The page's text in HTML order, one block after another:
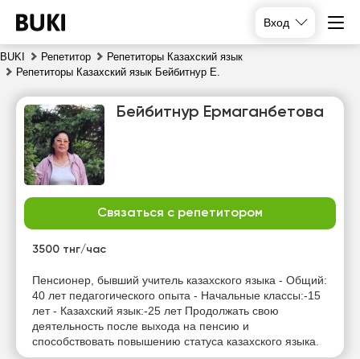
Вход
BUKI Репетитор
Репетиторы Казахский язык
Репетиторы Казахский язык Бейбитнур Е.
Бейбитнур Ермаганбетова
Связаться с репетитором
3500 тнг/час
Пенсионер, бывший учитель казахского языка - Общий:
40 лет педагогического опыта - Начальные классы:-15
лет - Казахский язык:-25 лет Продолжать свою
деятельность после выхода на пенсию и
способствовать повышению статуса казахского языка.
вс
пн
Нет
свободных
часов
Нет
свободных
часов
Нет
свободных
часов
Нет
свободных